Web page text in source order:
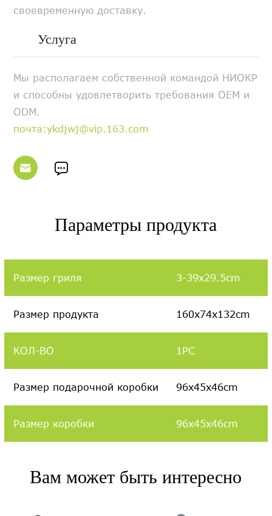
своевременную доставку.
Услуга
Мы располагаем собственной командой НИОКР
и способны удовлетворить требования OEM и
ODM.
почта:ykdjwj@vip.163.com
 
Параметры продукта
Размер гриля 3-39x29.5cm
Размер продукта 160x74x132cm
КОЛ-ВО 1PC
Размер подарочной коробки 96x45x46cm
Размер коробки 96x45x46cm
Вам может быть интересно